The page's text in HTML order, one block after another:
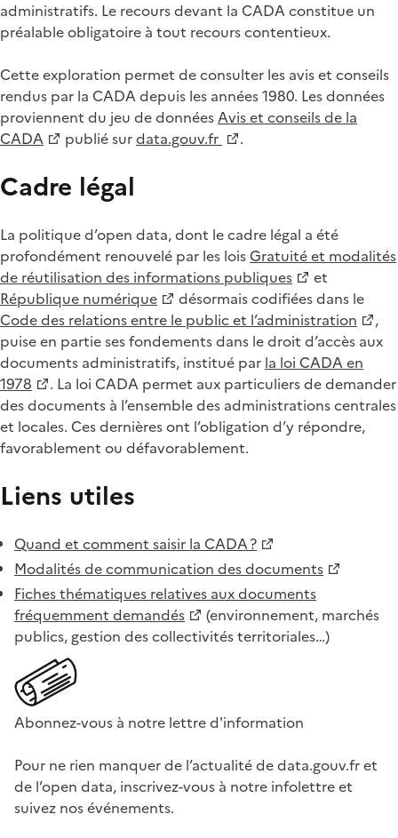
administratifs. Le recours devant la CADA constitue un
préalable obligatoire à tout recours contentieux.
Cette exploration permet de consulter les avis et conseils
rendus par la CADA depuis les années 1980. Les données
proviennent du jeu de donnéesAvis et conseils de la
CADA
publié surdata.gouv.fr .
Cadre légal
La politique d’open data, dont le cadre légal a été
profondément renouvelé par les loisGratuité et modalités
de réutilisation des informations publiques
et
République numérique
désormais codifiées dans le
Code des relations entre le public et l’administration
,
puise en partie ses fondements dans le droit d’accès aux
documents administratifs, institué par la loi CADA en
1978
. La loi CADA permet aux particuliers de demander
des documents à l’ensemble des administrations centrales
et locales. Ces dernières ont l’obligation d’y répondre,
favorablement ou défavorablement.
Liens utiles
Quand et comment saisir la CADA ?
Modalités de communication des documents
Fiches thématiques relatives aux documents
fréquemment demandés
(environnement, marchés
publics, gestion des collectivités territoriales…)
Abonnez-vous à notre lettre d'information
Pour ne rien manquer de l’actualité de data.gouv.fr et
de l’open data, inscrivez-vous à notre infolettre et
suivez nos événements.